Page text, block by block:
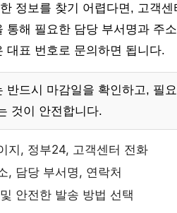
정보를 찾기 어렵다면, 고객
통해 필요한 담당 부서명과 주
대표 번호로 문의하면 됩니다.
반드시 마감일을 확인하고, 필
것이 안전합니다.
지, 정부24, 고객센터 전화
, 담당 부서명, 연락처
안전한 발송 방법 선택